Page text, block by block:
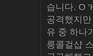
습니다. O
공격했지
유 중 하나
릉콜걸샵